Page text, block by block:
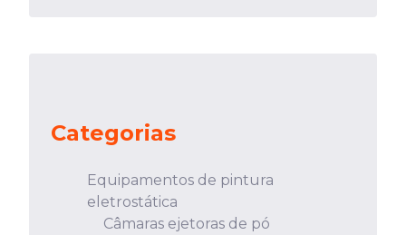
Categorias
Equipamentos de pintura
eletrostática
Câmaras ejetoras de pó